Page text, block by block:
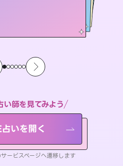
い師を見てみよう
いを開く
ービスページへ遷移します